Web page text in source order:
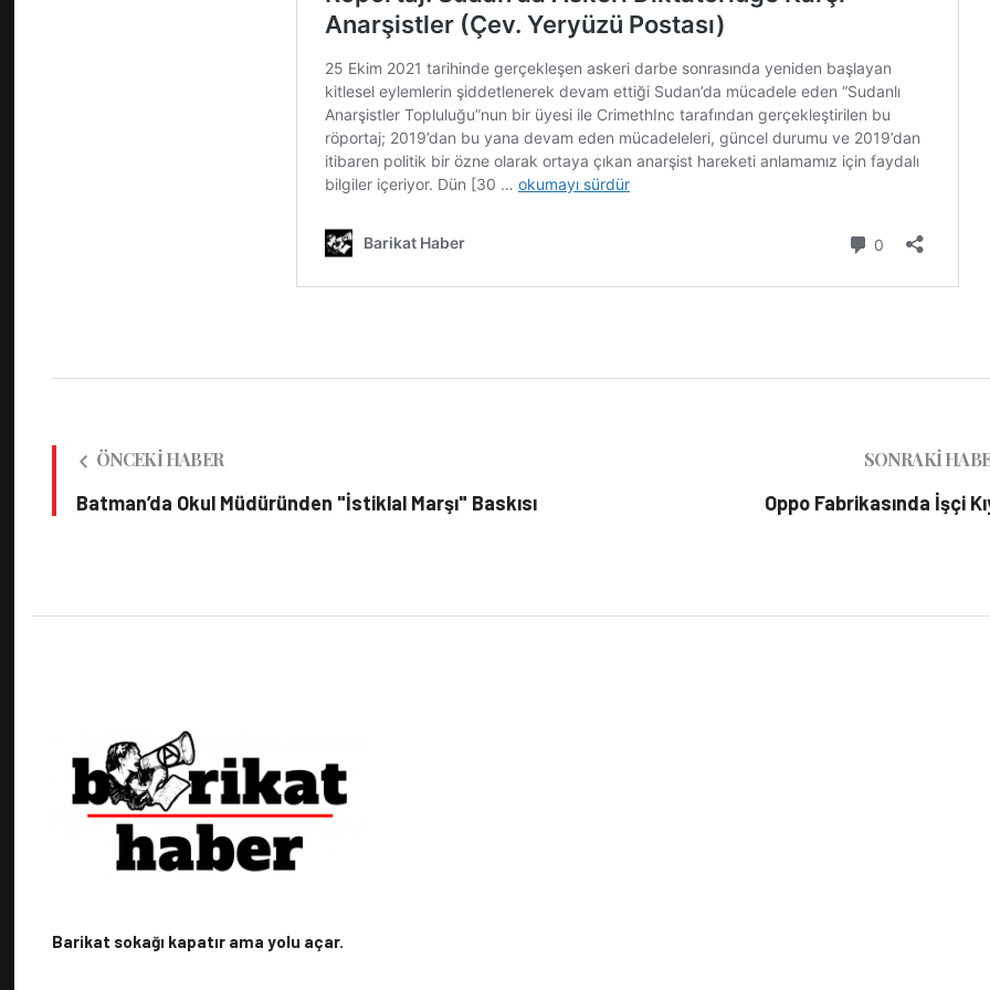
ÖNCEKI HABER
Batman’da Okul Müdüründen "İstiklal Marşı" Baskısı
SONRAKI
Oppo Fabrikasında İşçi
Barikat sokağı kapatır ama yolu açar.